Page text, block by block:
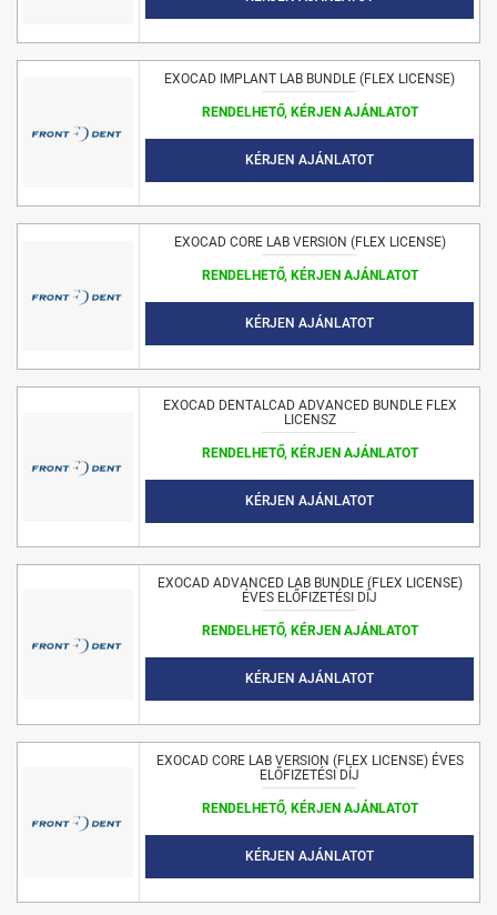
EXOCAD IMPLANT LAB BUNDLE (FLEX LICENSE)
RENDELHETŐ, KÉRJEN AJÁNLATOT
KÉRJEN AJÁNLATOT
EXOCAD CORE LAB VERSION (FLEX LICENSE)
RENDELHETŐ, KÉRJEN AJÁNLATOT
KÉRJEN AJÁNLATOT
EXOCAD DENTALCAD ADVANCED BUNDLE FLEX
LICENSZ
RENDELHETŐ, KÉRJEN AJÁNLATOT
KÉRJEN AJÁNLATOT
EXOCAD ADVANCED LAB BUNDLE (FLEX LICENSE)
ÉVES ELŐFIZETÉSI DÍJ
RENDELHETŐ, KÉRJEN AJÁNLATOT
KÉRJEN AJÁNLATOT
EXOCAD CORE LAB VERSION (FLEX LICENSE) ÉVES
ELŐFIZETÉSI DÍJ
RENDELHETŐ, KÉRJEN AJÁNLATOT
KÉRJEN AJÁNLATOT